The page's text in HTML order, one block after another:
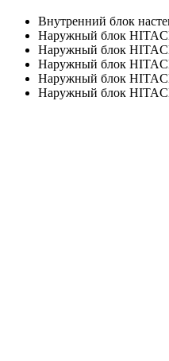
Внутренний блок
Наружный блок
Наружный блок
Наружный блок
Наружный блок
Наружный блок